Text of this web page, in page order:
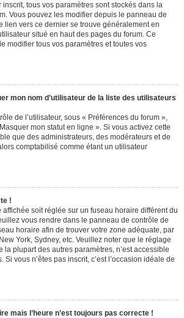
tous vos paramètres sont stockés dans la
Vous pouvez les modifier depuis le panneau de
lien vers ce dernier se trouve généralement en
situé en haut des pages du forum. Ce
modifier tous vos paramètres et toutes vos
mon nom d’utilisateur de la liste des utilisateurs
de l’utilisateur, sous « Préférences du forum »,
mon statut en ligne ». Si vous activez cette
que des administrateurs, des modérateurs et de
comptabilisé comme étant un utilisateur
!
affichée soit réglée sur un fuseau horaire différent du
vous rendre dans le panneau de contrôle de
horaire afin de trouver votre zone adéquate, par
York, Sydney, etc. Veuillez noter que le réglage
la plupart des autres paramètres, n’est accessible
Si vous n’êtes pas inscrit, c’est l’occasion idéale de
mais l’heure n’est toujours pas correcte !